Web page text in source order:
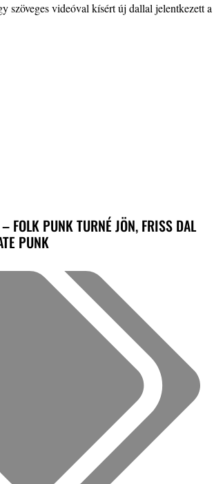
szöveges videóval kísért új dallal jelentkezett a
FOLK PUNK TURNÉ JÖN, FRISS DAL
PUNK